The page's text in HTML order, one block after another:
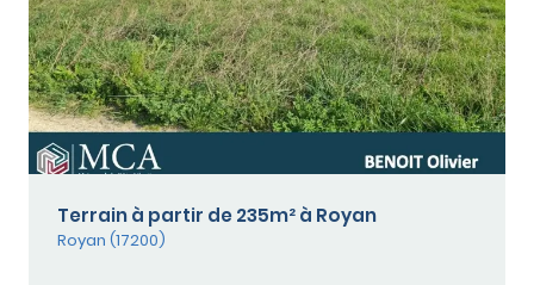
Terrain à partir de 235m² à Royan
Royan (17200)